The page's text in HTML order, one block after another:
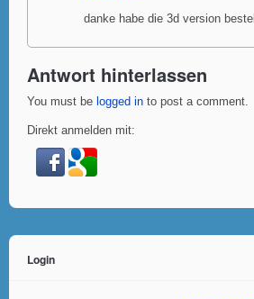
danke habe die 3d version
Antwort hinterlassen
You must be logged in to post a comment.
Direkt anmelden mit:
Login